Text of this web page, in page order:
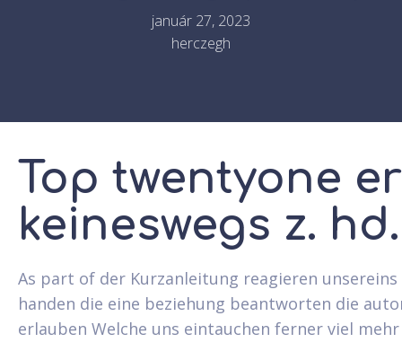
január 27, 2023
herczegh
Top twentyone
keineswegs z.
As part of der Kurzanleitung reagieren
handen die eine beziehung beantworten die
erlauben Welche uns eintauchen ferner viel